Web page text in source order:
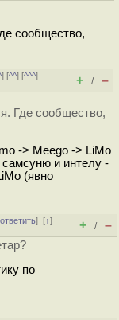
сообщество,
] [^^] [^^^]
+ / –
Где сообщество,
-> Meego -> LiMo
самсуню и интелу -
(явно
ответить][↑]
+ / –
по